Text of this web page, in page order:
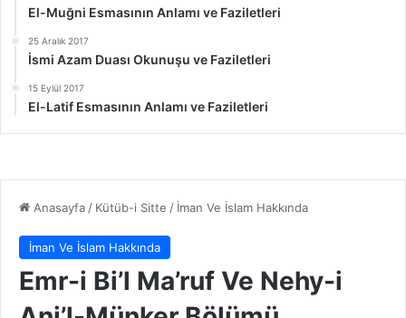
El-Muğni Esmasının Anlamı ve Faziletleri
25 Aralık 2017
İsmi Azam Duası Okunuşu ve Faziletleri
15 Eylül 2017
El-Latif Esmasının Anlamı ve Faziletleri